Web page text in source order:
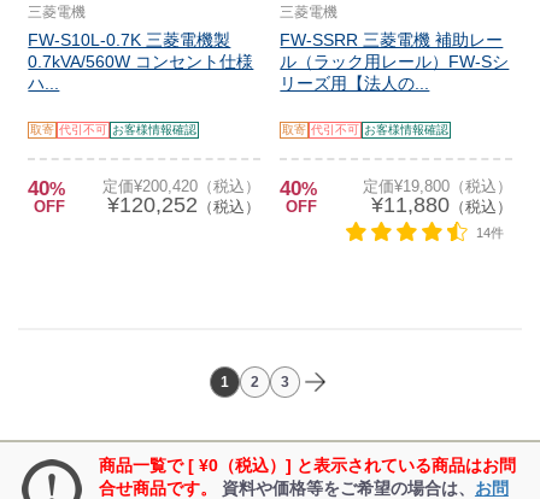
三菱電機
FW-S10L-0.7K 三菱電機製
0.7kVA/560W コンセント仕様
ハ...
取寄 代引不可 お客様情報確認
40%
OFF
定価¥200,420（税込）
¥120,252 （税込）
三菱電機
FW-SSRR 三菱電機 補助レー
ル（ラック用レール）FW-Sシ
リーズ用【法人の...
取寄 代引不可 お客様情報確認
40%
OFF
定価¥19,800（税込）
¥11,880（税込）
14件
1 2 3
商品一覧で [ ¥0（税込）] と表示されている商品はお問
合せ商品です。
資料や価格等をご希望の場合は、 お問